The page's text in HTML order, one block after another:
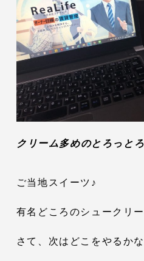
クリーム多めのとろっ
ご当地スイーツ♪
有名どころのシュークリ
さて、次はどこをやるか